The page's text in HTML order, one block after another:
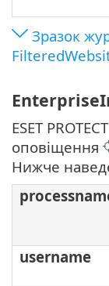
Зразок
ESET
оповіщення
Нижче
username